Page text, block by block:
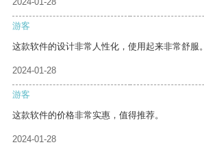
游客
这款软件的设计非常人性化，使用起来非常舒服。
2024-01-28
游客
这款软件的价格非常实惠，值得推荐。
2024-01-28